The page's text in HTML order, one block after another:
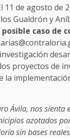
11 de agosto de
Gualdrón y
caso de
proyectos de
Ávila, nos
azotados
sin bases